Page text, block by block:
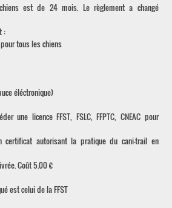
est de 24 mois. Le règlement a changé
:
tous les chiens
éléctronique)
une licence FFST, FSLC, FFPTC, CNEAC pour
autorisant la pratique du cani-trail en
Coût 5.00 €
est celui de la FFST